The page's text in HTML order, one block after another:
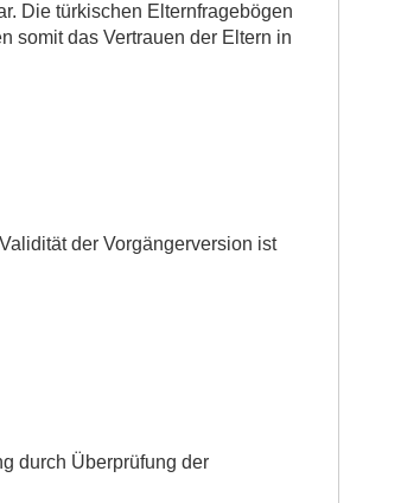
Die türkischen Elternfragebögen
somit das Vertrauen der Eltern in
der Vorgängerversion ist
durch Überprüfung der